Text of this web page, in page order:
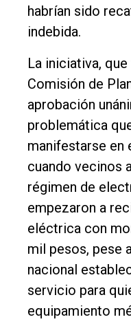
Cultura
Entrevistas
Rural
Deportes
Fúnebres
Edición
Empresa
Nosotros
Contacto
habrían sido
indebida.
La iniciativa,
Comisión de
aprobación
problemática
manifestarse en
cuando vecinos
régimen de
empezaron a
eléctrica con
mil pesos, pese
nacional
servicio para
equipamiento